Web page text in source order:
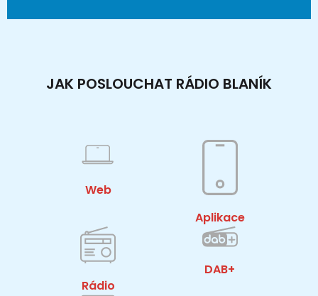
JAK POSLOUCHAT RÁDIO BLANÍK
Web
Aplikace
Rádio
DAB+